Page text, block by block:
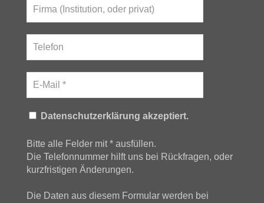
Datenschutzerklärung akzeptiert.
Bitte alle Felder mit * ausfüllen.
Die Telefonnummer hilft uns bei Rückfragen, oder
kurzfristigen Änderungen.
Die Daten aus diesem Formular werden bei